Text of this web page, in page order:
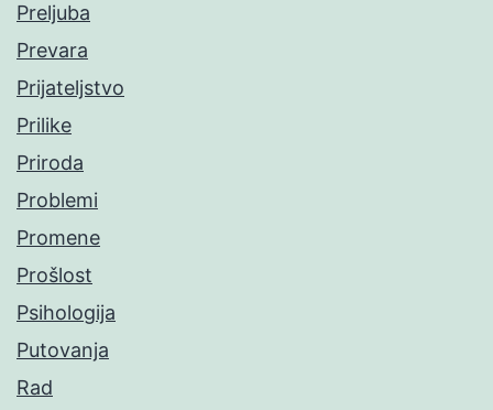
Preljuba
Prevara
Prijateljstvo
Prilike
Priroda
Problemi
Promene
Prošlost
Psihologija
Putovanja
Rad